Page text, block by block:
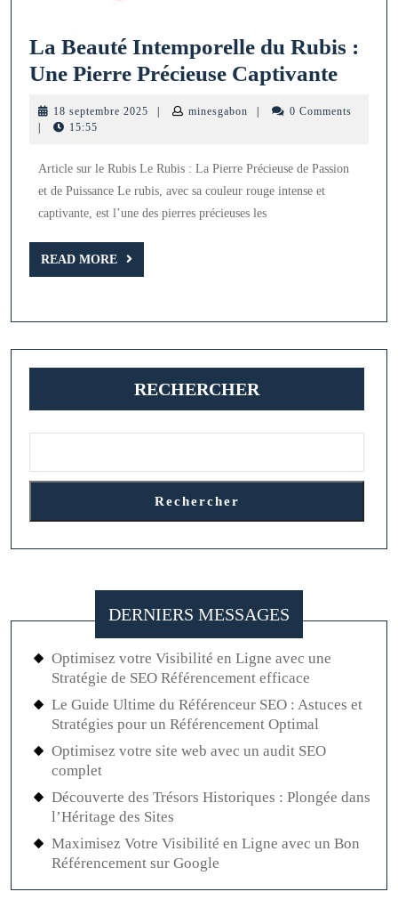
La Beauté Intemporelle du Rubis :
Une Pierre Précieuse CaptivanteLa
Rubis
18 septembre 2025 18
minesgabon minesgabon0 Comments
15:55
Article sur le Rubis Le Rubis : La Pierre Précieuse de Passion
et de Puissance Le rubis, avec sa couleur rouge intense et
captivante, est l’une des pierres précieuses les
READ MORE
READ
MORE
RECHERCHER
Rechercher
DERNIERS MESSAGES
Optimisez votre Visibilité en Ligne avec une
Stratégie de SEO Référencement efficace
Le Guide Ultime du Référenceur SEO : Astuces et
Stratégies pour un Référencement Optimal
Optimisez votre site web avec un audit SEO
complet
Découverte des Trésors Historiques : Plongée dans
l’Héritage des Sites
Maximisez Votre Visibilité en Ligne avec un Bon
Référencement sur Google